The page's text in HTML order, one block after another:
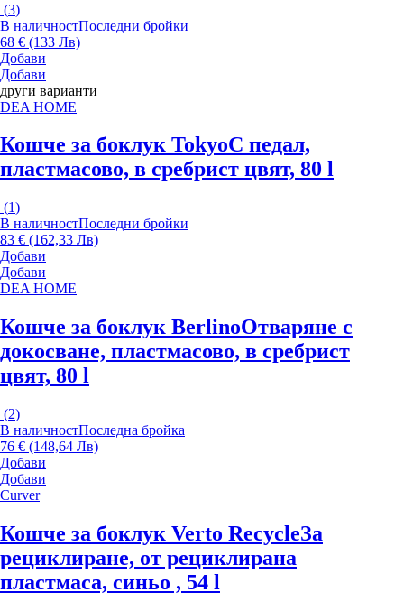
(3)
В наличностПоследни бройки
68 € (133 Лв)
Добави
Добави
други варианти
DEA HOME
Кошче за боклук TokyoС педал,
пластмасово, в сребрист цвят, 80 l
(1)
В наличностПоследни бройки
83 € (162,33 Лв)
Добави
Добави
DEA HOME
Кошче за боклук BerlinoОтваряне с
докосване, пластмасово, в сребрист
цвят, 80 l
(2)
В наличностПоследна бройка
76 € (148,64 Лв)
Добави
Добави
Curver
Кошче за боклук Verto RecycleЗа
рециклиране, от рециклирана
пластмаса, синьо , 54 l